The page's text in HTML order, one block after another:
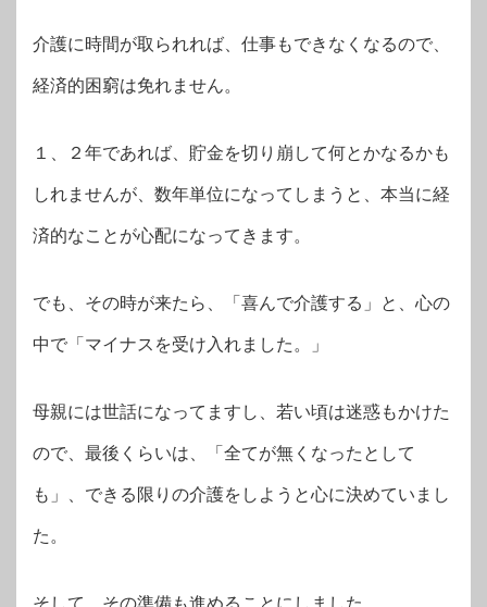
介護に時間が取られれば、仕事もできなくなるので、
経済的困窮は免れません。
１、２年であれば、貯金を切り崩して何とかなるかも
しれませんが、数年単位になってしまうと、本当に経
済的なことが心配になってきます。
でも、その時が来たら、「喜んで介護する」と、心の
中で「マイナスを受け入れました。」
母親には世話になってますし、若い頃は迷惑もかけた
ので、最後くらいは、「全てが無くなったとして
も」、できる限りの介護をしようと心に決めていまし
た。
そして、その準備も進めることにしました。